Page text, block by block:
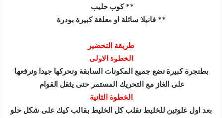
** كوب حليب
** فانيلا سائلة او معلقة كبيرة بودرة
طريقة التحضير
الخطوة الاولى
بطنجرة كبيرة نضع جميع المكونات السابقة ونحركها جيدا ونرفعها
على الغاز مع التحريك المستمر حتى يثقل القوام
الخطوة الثانية
بعد اول غلوتين للخليط نقلب كل الخليط بقالب كيك على شكل حلو